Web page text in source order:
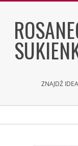
content
ZNAJDŹ